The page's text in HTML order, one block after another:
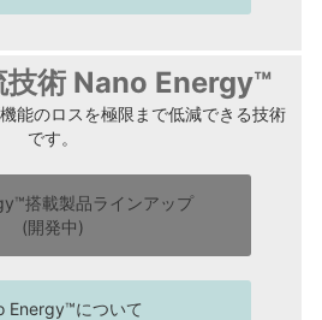
技術 Nano Energy™
能のロスを極限まで低減できる技術
です。
搭載製品ラインアップ
(開発中)
Energy™について